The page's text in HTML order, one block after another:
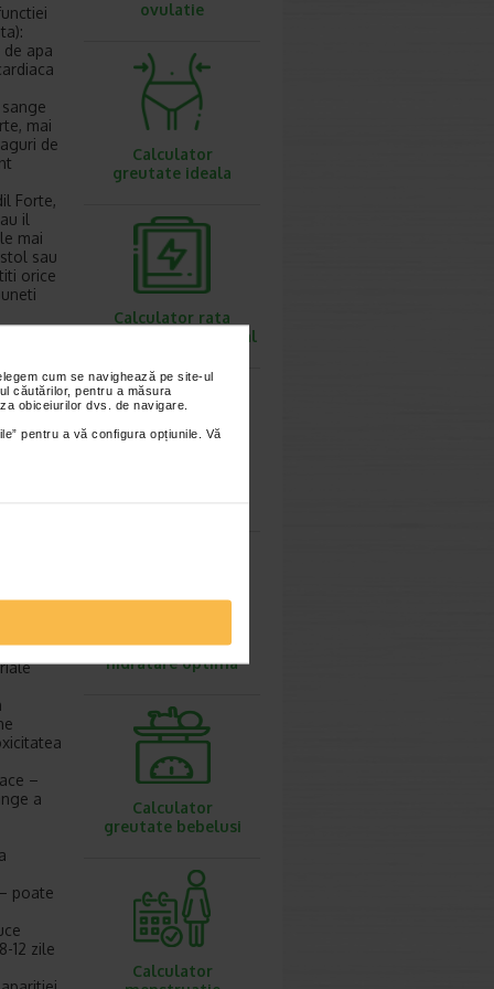
cum se navighează pe site-ul
căutărilor, pentru a măsura
obiceiurilor dvs. de navigare.
pentru a vă configura opțiunile. Vă
apa
mai
de
Forte,
il
mai
sau
orice
ulcero-
masca
–
a
poate
12 zile
ovulatie
Calculator
greutate ideala
Calculator rata
metabolismului bazal
Calculator
hidratare optima
Calculator
greutate bebelusi
Calculator